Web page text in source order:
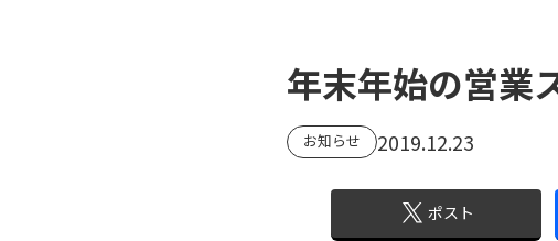
年末年始の営業
お知らせ 2019.12.23
ポスト